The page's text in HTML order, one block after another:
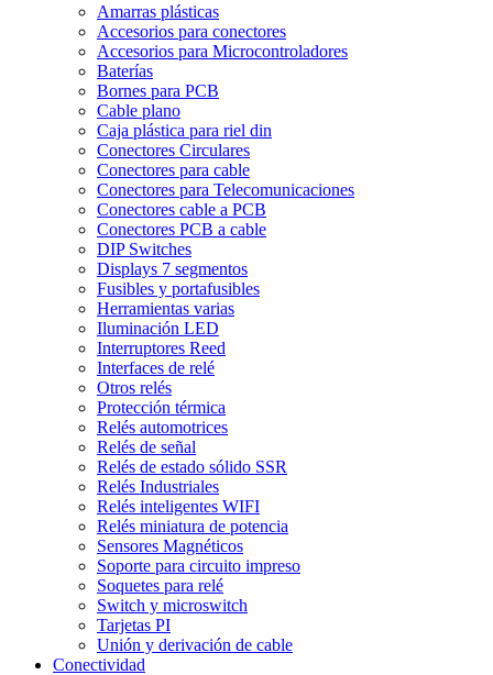
Amarras plásticas
Accesorios para conectores
Accesorios para Microcontroladores
Baterías
Bornes para PCB
Cable plano
Caja plástica para riel din
Conectores Circulares
Conectores para cable
Conectores para Telecomunicaciones
Conectores cable a PCB
Conectores PCB a cable
DIP Switches
Displays 7 segmentos
Fusibles y portafusibles
Herramientas varias
Iluminación LED
Interruptores Reed
Interfaces de relé
Otros relés
Protección térmica
Relés automotrices
Relés de señal
Relés de estado sólido SSR
Relés Industriales
Relés inteligentes WIFI
Relés miniatura de potencia
Sensores Magnéticos
Soporte para circuito impreso
Soquetes para relé
Switch y microswitch
Tarjetas PI
Unión y derivación de cable
Conectividad